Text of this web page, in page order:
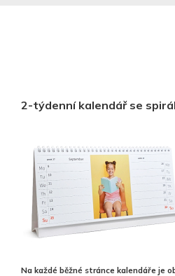
2-týdenní kalendář se
Na každé běžné stránce kalendáře je